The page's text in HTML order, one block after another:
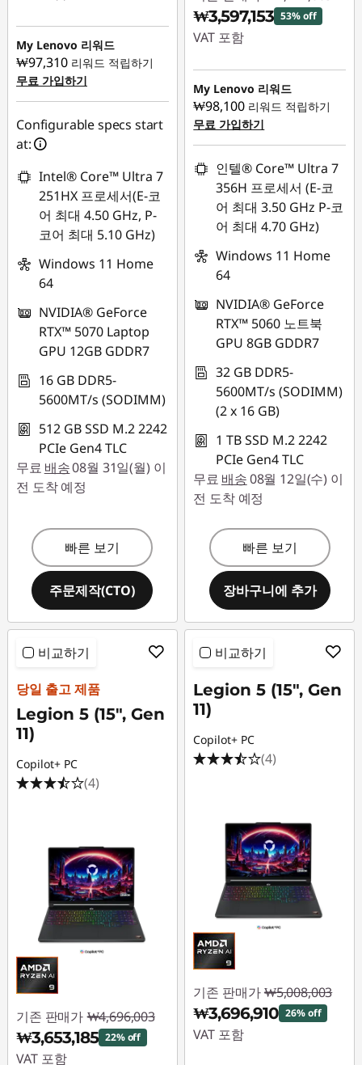
즉시 할인: :-
₩1,165,420
My Lenovo 리워드
₩97,310 리워드 적립하기
무료 가입하기
Configurable specs start
at:
Intel® Core™ Ultra 7
251HX 프로세서(E-코
어 최대 4.50 GHz, P-
코어 최대 5.10 GHz)
Windows 11 Home
64
NVIDIA® GeForce
RTX™ 5070 Laptop
GPU 12GB GDDR7
16 GB DDR5-
5600MT/s (SODIMM)
512 GB SSD M.2 2242
PCIe Gen4 TLC
무료 배송08월 31일(월) 이
전 도착 예정
빠른 보기
주문제작(CTO)
₩3,597,153 53% off
VAT 포함
즉시 할인: :-
₩4,123,850
My Lenovo 리워드
₩98,100 리워드 적립하기
무료 가입하기
인텔® Core™ Ultra 7
356H 프로세서 (E-코
어 최대 3.50 GHz P-코
어 최대 4.70 GHz)
Windows 11 Home
64
NVIDIA® GeForce
RTX™ 5060 노트북
GPU 8GB GDDR7
32 GB DDR5-
5600MT/s (SODIMM)
(2 x 16 GB)
1 TB SSD M.2 2242
PCIe Gen4 TLC
무료 배송08월 12일(수) 이
전 도착 예정
빠른 보기
장바구니에 추가
비교하기
당일 출고 제품
Legion 5 (15", Gen
11)
Copilot+ PC
(4)
기존 판매가 ₩4,696,003
₩3,653,185 22% off
VAT 포함
비교하기
Legion 5 (15", Gen
11)
Copilot+ PC
(4)
기존 판매가 ₩5,008,003
₩3,696,910 26% off
VAT 포함